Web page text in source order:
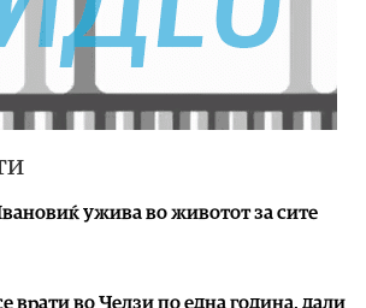
ужива во животот за сите
врати во Челзи по една година, дали